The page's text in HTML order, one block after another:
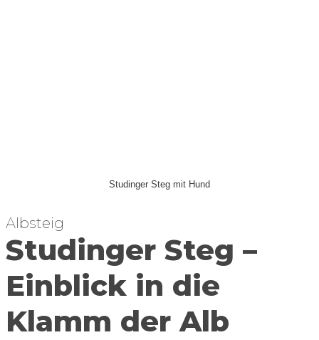
Studinger Steg mit Hund
Albsteig
Studinger Steg –
Einblick in die
Klamm der Alb